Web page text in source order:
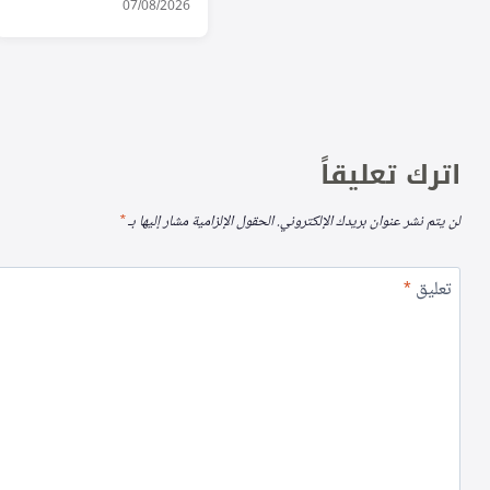
طيور الفلامينغو
07/08/2026
اترك تعليقاً
لن يتم نشر عنوان بريدك الإلكتروني.الحقول الإلزامية مشار إليها بـ*
تعليق*